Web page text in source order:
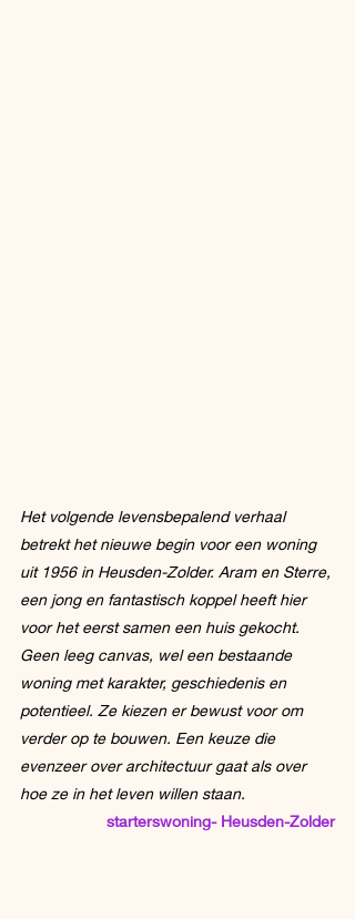
Het volgende levensbepalend verhaal
betrekt het nieuwe begin voor een woning
uit 1956 in Heusden-Zolder. Aram en Sterre,
een jong en fantastisch koppel heeft hier
voor het eerst samen een huis gekocht.
Geen leeg canvas, wel een bestaande
woning met karakter, geschiedenis en
potentieel. Ze kiezen er bewust voor om
verder op te bouwen. Een keuze die
evenzeer over architectuur gaat als over
hoe ze in het leven willen staan.
starterswoning- Heusden-Zolder